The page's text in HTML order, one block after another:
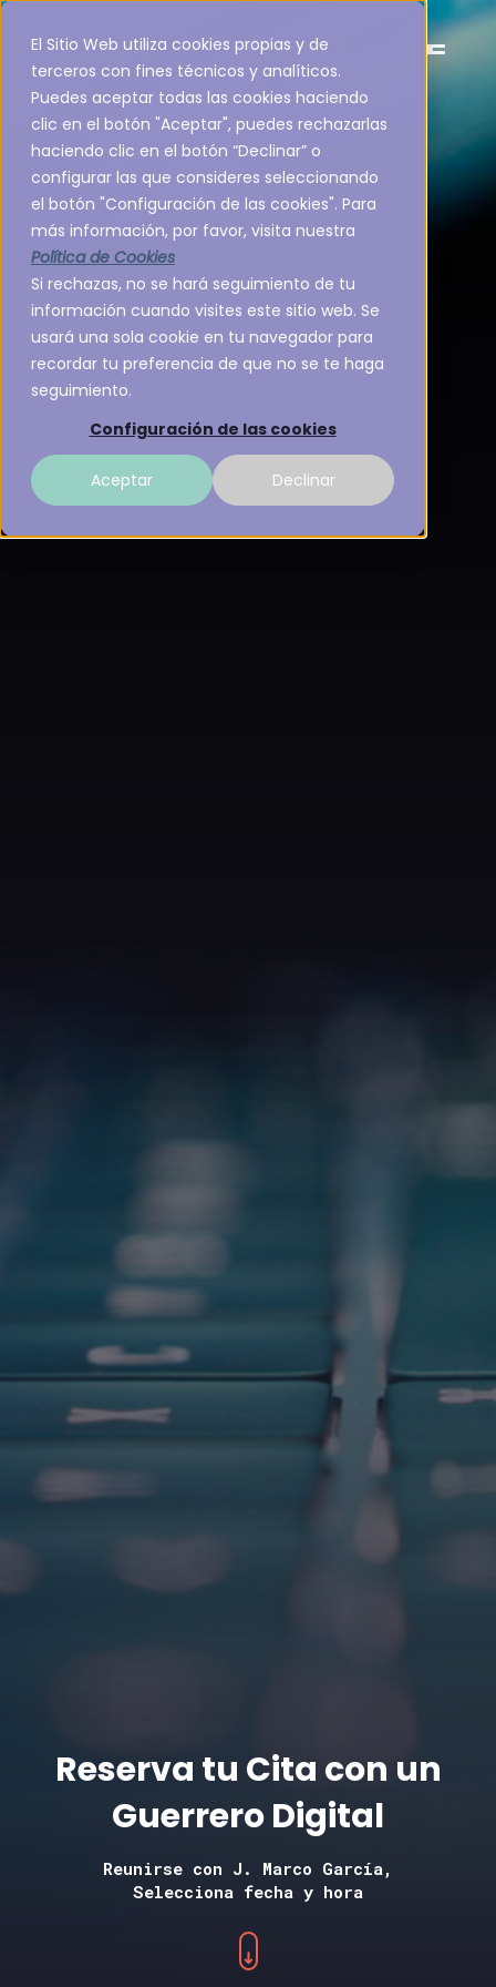
El Sitio Web utiliza cookies propias y de
terceros con fines técnicos y analíticos.
Puedes aceptar todas las cookies haciendo
clic en el botón "Aceptar", puedes rechazarlas
haciendo clic en el botón “Declinar” o
configurar las que consideres seleccionando
el botón "Configuración de las cookies". Para
más información, por favor, visita nuestra
Política de Cookies
Si rechazas, no se hará seguimiento de tu
información cuando visites este sitio web. Se
usará una sola cookie en tu navegador para
recordar tu preferencia de que no se te haga
seguimiento.
Configuración de las cookies
Aceptar Declinar
Reserva tu Cita con un
Guerrero Digital
Reunirse con J. Marco García,
Selecciona fecha y hora